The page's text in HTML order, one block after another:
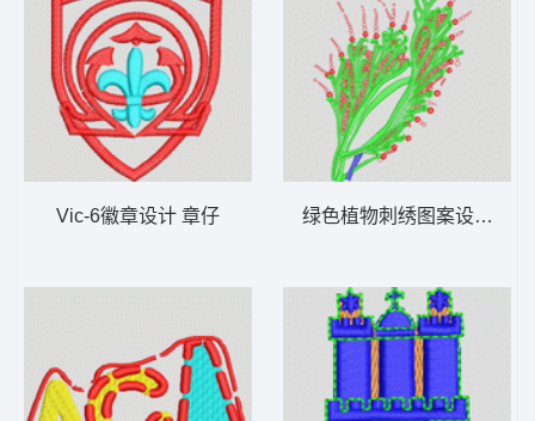
Vic-6徽章设计 章仔 绿色植物刺绣图案设计 鹿